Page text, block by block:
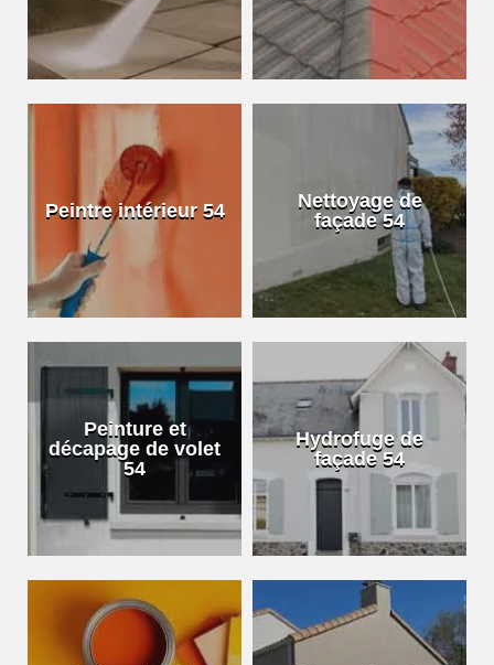
Peintre intérieur 54
Nettoyage de
façade 54
Peinture et
décapage de volet
54
Hydrofuge de
façade 54